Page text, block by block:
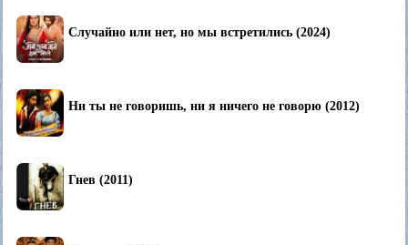
Случайно или нет, но мы встретились (2024)
Ни ты не говоришь, ни я ничего не говорю (2012)
Гнев (2011)